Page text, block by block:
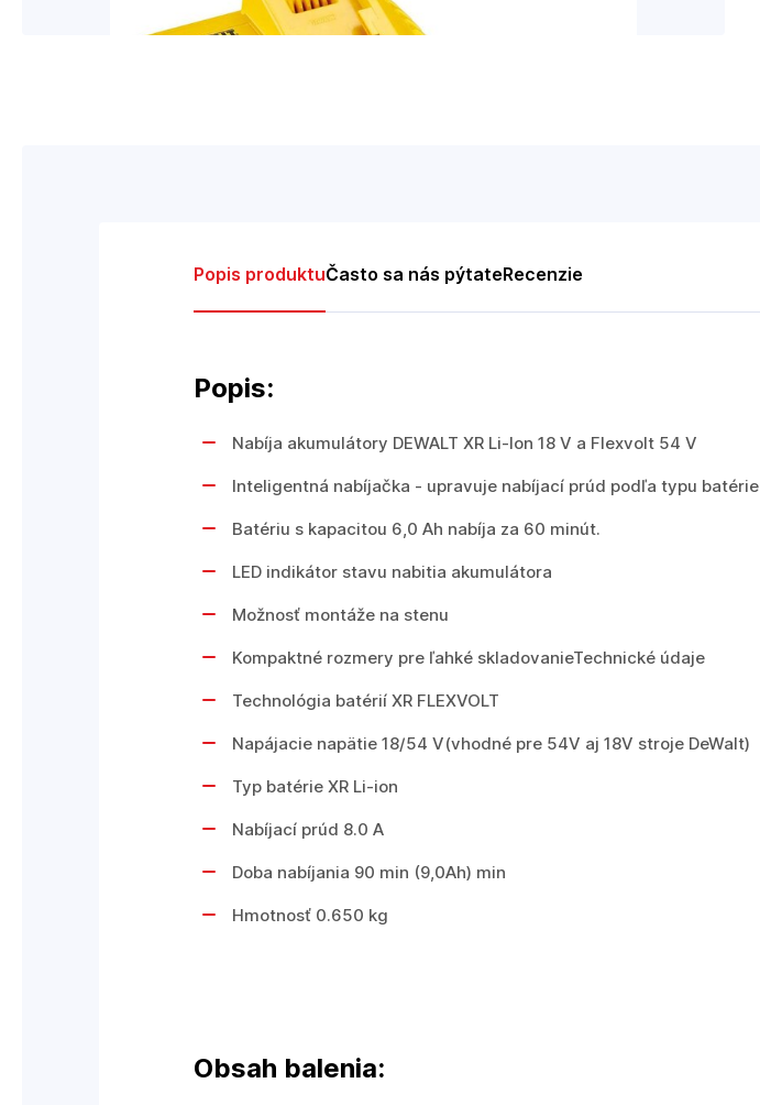
Popis produktuČasto sa nás pýtateRecenzie
Popis:
Nabíja akumulátory DEWALT XR Li-Ion 18 V a Flexvolt 54 V
Inteligentná nabíjačka - upravuje nabíjací prúd podľa typu batérie
Batériu s kapacitou 6,0 Ah nabíja za 60 minút.
LED indikátor stavu nabitia akumulátora
Možnosť montáže na stenu
Kompaktné rozmery pre ľahké skladovanieTechnické údaje
Technológia batérií XR FLEXVOLT
Napájacie napätie 18/54 V(vhodné pre 54V aj 18V stroje DeWalt)
Typ batérie XR Li-ion
Nabíjací prúd 8.0 A
Doba nabíjania 90 min (9,0Ah) min
Hmotnosť 0.650 kg
Obsah balenia: